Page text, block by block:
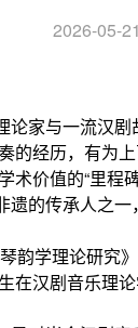
2026-05-21
家与一流汉剧
的经历，有为
价值的“里程碑
的传承人之一
学理论研究
汉剧音乐理